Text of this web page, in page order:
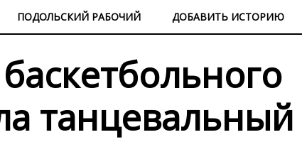
ПОДОЛЬСКИЙ РАБОЧИЙ ДОБАВИТЬ ИСТОРИЮ
танцевальный